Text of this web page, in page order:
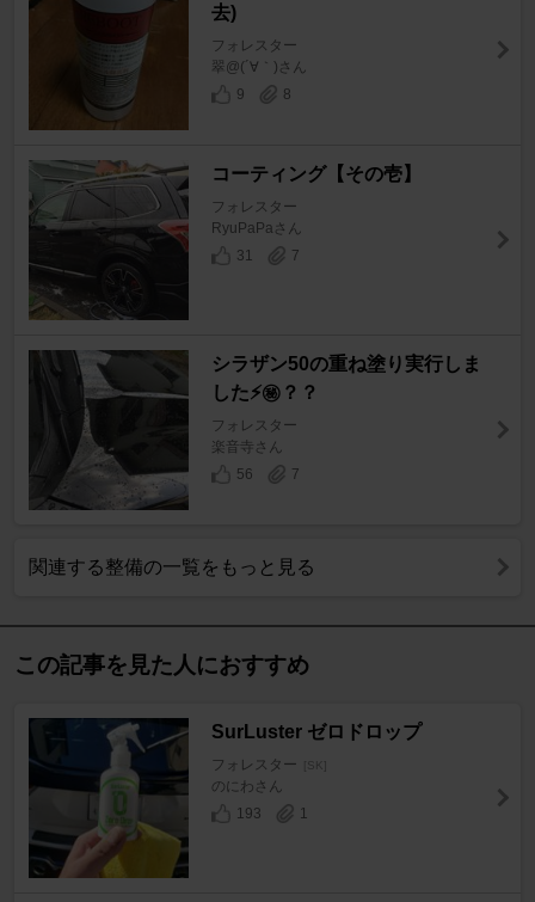
去)
フォレスター
翠@(´∀｀)さん
9
8
コーティング【その壱】
フォレスター
RyuPaPaさん
31
7
シラザン50の重ね塗り実行しま
した⚡㊙？？
フォレスター
楽音寺さん
56
7
関連する整備の一覧をもっと見る
この記事を見た人におすすめ
SurLuster ゼロドロップ
フォレスター [SK]
のにわさん
193
1